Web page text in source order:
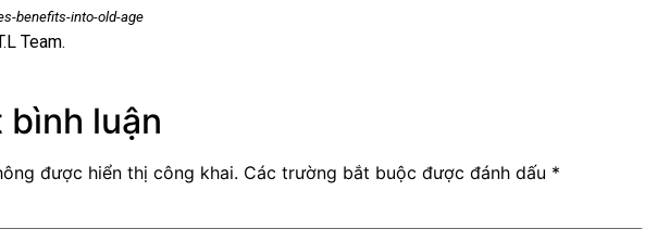
benefits-into-old-age
Team.
luận
được hiển thị công khai. Các trường bắt buộc được đánh dấu *